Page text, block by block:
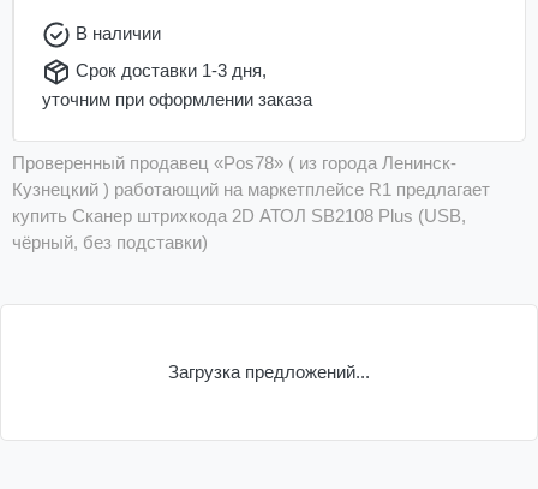
В наличии
Срок доставки 1-3 дня,
уточним при оформлении заказа
Проверенный продавец «Pos78» ( из города Ленинск-
Кузнецкий ) работающий на маркетплейсе R1 предлагает
купить Сканер штрихкода 2D АТОЛ SB2108 Plus (USB,
чёрный, без подставки)
Загрузка предложений...